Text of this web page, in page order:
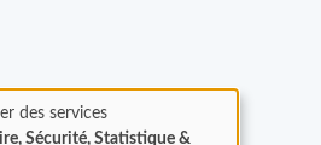
des services
Sécurité, Statistique &